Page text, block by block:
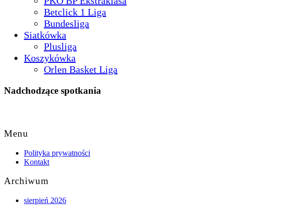
Betclick 1 Liga
Bundesliga
Siatkówka
Plusliga
Koszykówka
Orlen Basket Liga
Nadchodzące spotkania
Top
Menu
Polityka prywatności
Kontakt
Archiwum
sierpień 2026